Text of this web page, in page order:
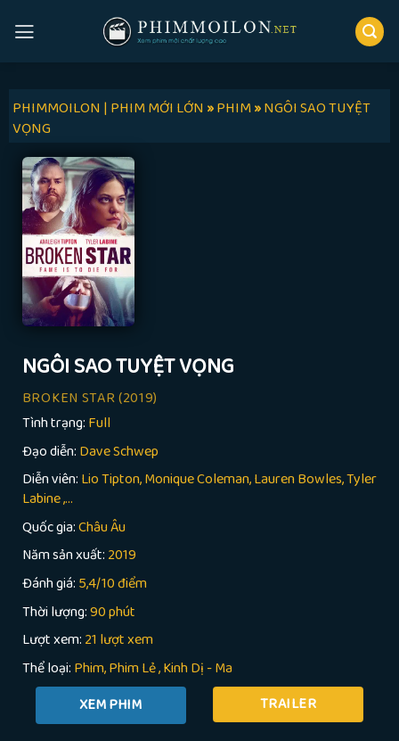
PHIMMOILON | PHIM MỚI LỚN»PHIM»NGÔI SAO TUYỆT
VỌNG
NGÔI SAO TUYỆT VỌNG
BROKEN STAR(2019)
Tình trạng: Full
Đạo diễn: Dave Schwep
Diễn viên: Lio Tipton, Monique Coleman, Lauren Bowles, Tyler
Labine ,...
Quốc gia:Châu Âu
Năm sản xuất: 2019
Đánh giá: 5,4/10 điểm
Thời lượng:90 phút
Lượt xem: 21 lượt xem
Thể loại: Phim Phim Lẻ,Kinh Dị - Ma
TRAILER